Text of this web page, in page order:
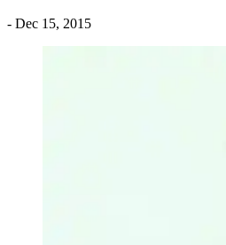
- Dec 15, 2015